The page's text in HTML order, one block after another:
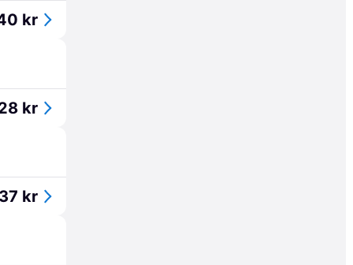
kr
kr
37 kr